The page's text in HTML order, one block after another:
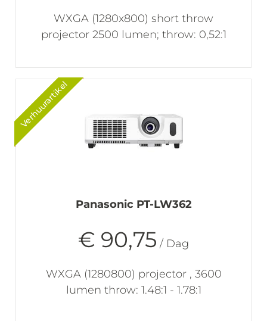
WXGA (1280x800) short throw
projector 2500 lumen; throw: 0,52:1
Panasonic PT-LW362
€ 90,75 / Dag
WXGA (1280800) projector , 3600
lumen throw: 1.48:1 - 1.78:1
Verhuurartikel